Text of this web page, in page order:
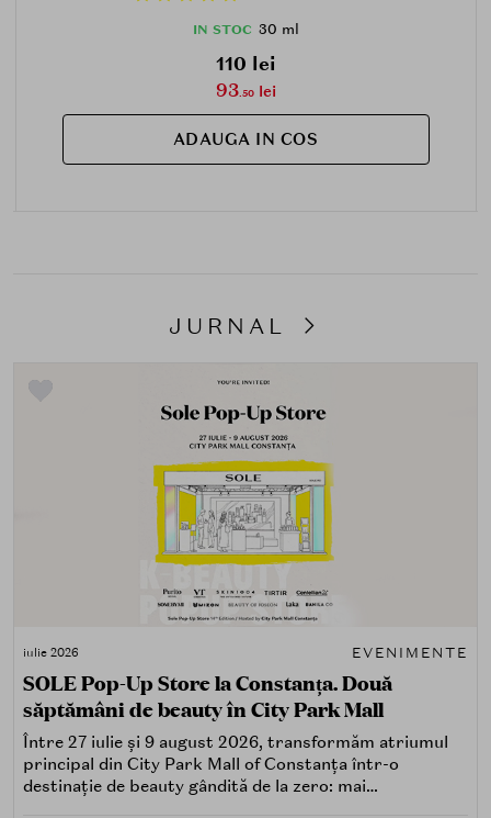
IN STOC 30 ml
110 lei
93.50lei
ADAUGA IN COS
JURNAL
iulie 2026 EVENIMENTE
SOLE Pop-Up Store la Constanța. Două
săptămâni de beauty în City Park Mall
Între 27 iulie și 9 august 2026, transformăm atriumul
principal din City Park Mall of Constanța într-o
destinație de beauty gândită de la zero: mai